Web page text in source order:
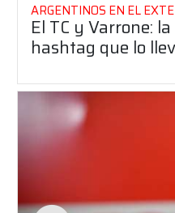
ARGENTINOS EN EL
El TC y Varrone:
hashtag que lo